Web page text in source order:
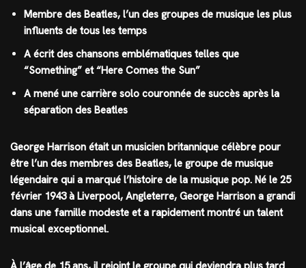
Membre des Beatles, l’un des groupes de musique les plus
influents de tous les temps
A écrit des chansons emblématiques telles que
“Something” et “Here Comes the Sun”
A mené une carrière solo couronnée de succès après la
séparation des Beatles
George Harrison était un musicien britannique célèbre pour
être l’un des membres des Beatles, le groupe de musique
légendaire qui a marqué l’histoire de la musique pop. Né le 25
février 1943 à Liverpool, Angleterre, George Harrison a grandi
dans une famille modeste et a rapidement montré un talent
musical exceptionnel.